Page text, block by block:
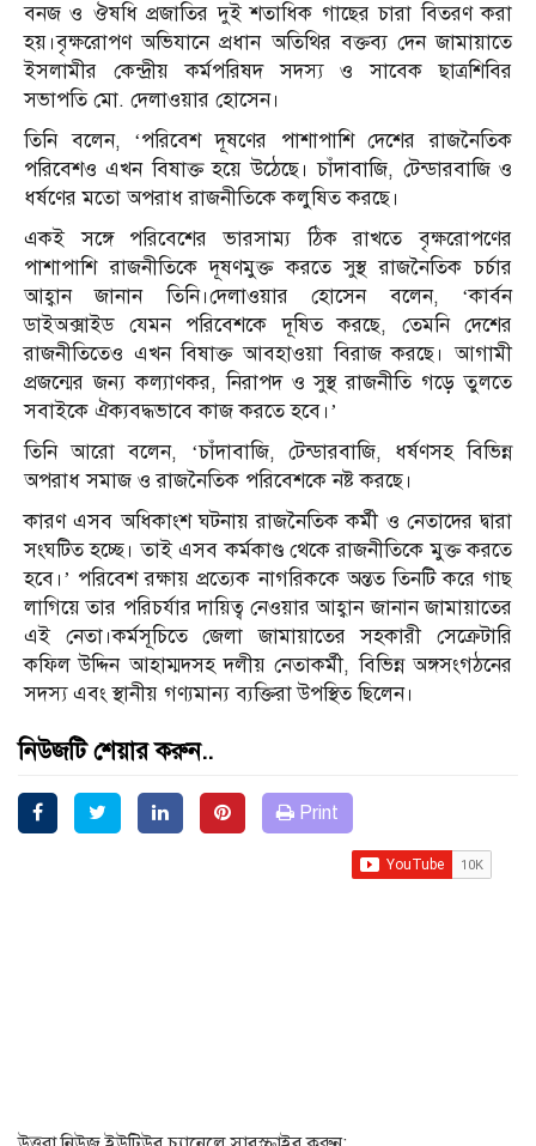
বনজ ও ঔষধি প্রজাতির দুই শতাধিক গাছের চারা বিতরণ করা
হয়।বৃক্ষরোপণ অভিযানে প্রধান অতিথির বক্তব্য দেন জামায়াতে
ইসলামীর কেন্দ্রীয় কর্মপরিষদ সদস্য ও সাবেক ছাত্রশিবির
সভাপতি মো. দেলাওয়ার হোসেন।
তিনি বলেন, ‘পরিবেশ দূষণের পাশাপাশি দেশের রাজনৈতিক
পরিবেশও এখন বিষাক্ত হয়ে উঠেছে। চাঁদাবাজি, টেন্ডারবাজি ও
ধর্ষণের মতো অপরাধ রাজনীতিকে কলুষিত করছে।
একই সঙ্গে পরিবেশের ভারসাম্য ঠিক রাখতে বৃক্ষরোপণের
পাশাপাশি রাজনীতিকে দূষণমুক্ত করতে সুস্থ রাজনৈতিক চর্চার
আহ্বান জানান তিনি।দেলাওয়ার হোসেন বলেন, ‘কার্বন
ডাইঅক্সাইড যেমন পরিবেশকে দূষিত করছে, তেমনি দেশের
রাজনীতিতেও এখন বিষাক্ত আবহাওয়া বিরাজ করছে। আগামী
প্রজন্মের জন্য কল্যাণকর, নিরাপদ ও সুস্থ রাজনীতি গড়ে তুলতে
সবাইকে ঐক্যবদ্ধভাবে কাজ করতে হবে।’
তিনি আরো বলেন, ‘চাঁদাবাজি, টেন্ডারবাজি, ধর্ষণসহ বিভিন্ন
অপরাধ সমাজ ও রাজনৈতিক পরিবেশকে নষ্ট করছে।
কারণ এসব অধিকাংশ ঘটনায় রাজনৈতিক কর্মী ও নেতাদের দ্বারা
সংঘটিত হচ্ছে। তাই এসব কর্মকাণ্ড থেকে রাজনীতিকে মুক্ত করতে
হবে।’ পরিবেশ রক্ষায় প্রত্যেক নাগরিককে অন্তত তিনটি করে গাছ
লাগিয়ে তার পরিচর্যার দায়িত্ব নেওয়ার আহ্বান জানান জামায়াতের
এই নেতা।কর্মসূচিতে জেলা জামায়াতের সহকারী সেক্রেটারি
কফিল উদ্দিন আহাম্মদসহ দলীয় নেতাকর্মী, বিভিন্ন অঙ্গসংগঠনের
সদস্য এবং স্থানীয় গণ্যমান্য ব্যক্তিরা উপস্থিত ছিলেন।
নিউজটি শেয়ার করুন..
Print